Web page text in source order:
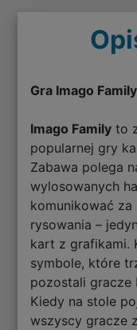
Gra Imago Family
Imago Family to
popularnej gry
Zabawa polega
wylosowanych
komunikować za
rysowania –
kart z grafikami.
symbole, które
pozostali gracze
Kiedy na stole
wszyscy gracze